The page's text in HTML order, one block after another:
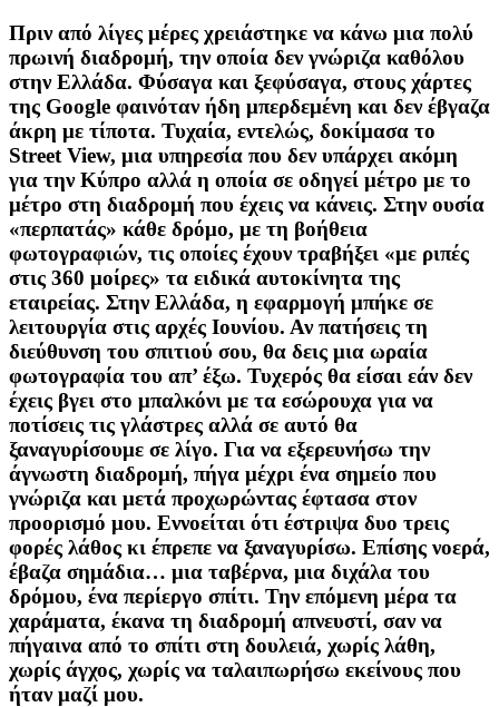
Πριν από λίγες μέρες χρειάστηκε να κάνω μια πολύ
πρωινή διαδρομή, την οποία δεν γνώριζα καθόλου
στην Ελλάδα. Φύσαγα και ξεφύσαγα, στους χάρτες
της Google φαινόταν ήδη μπερδεμένη και δεν έβγαζα
άκρη με τίποτα. Τυχαία, εντελώς, δοκίμασα το
Street View, μια υπηρεσία που δεν υπάρχει ακόμη
για την Κύπρο αλλά η οποία σε οδηγεί μέτρο με το
μέτρο στη διαδρομή που έχεις να κάνεις. Στην ουσία
«περπατάς» κάθε δρόμο, με τη βοήθεια
φωτογραφιών, τις οποίες έχουν τραβήξει «με ριπές
στις 360 μοίρες» τα ειδικά αυτοκίνητα της
εταιρείας. Στην Ελλάδα, η εφαρμογή μπήκε σε
λειτουργία στις αρχές Ιουνίου. Αν πατήσεις τη
διεύθυνση του σπιτιού σου, θα δεις μια ωραία
φωτογραφία του απ’ έξω. Τυχερός θα είσαι εάν δεν
έχεις βγει στο μπαλκόνι με τα εσώρουχα για να
ποτίσεις τις γλάστρες αλλά σε αυτό θα
ξαναγυρίσουμε σε λίγο. Για να εξερευνήσω την
άγνωστη διαδρομή, πήγα μέχρι ένα σημείο που
γνώριζα και μετά προχωρώντας έφτασα στον
προορισμό μου. Εννοείται ότι έστριψα δυο τρεις
φορές λάθος κι έπρεπε να ξαναγυρίσω. Επίσης νοερά,
έβαζα σημάδια… μια ταβέρνα, μια διχάλα του
δρόμου, ένα περίεργο σπίτι. Την επόμενη μέρα τα
χαράματα, έκανα τη διαδρομή απνευστί, σαν να
πήγαινα από το σπίτι στη δουλειά, χωρίς λάθη,
χωρίς άγχος, χωρίς να ταλαιπωρήσω εκείνους που
ήταν μαζί μου.